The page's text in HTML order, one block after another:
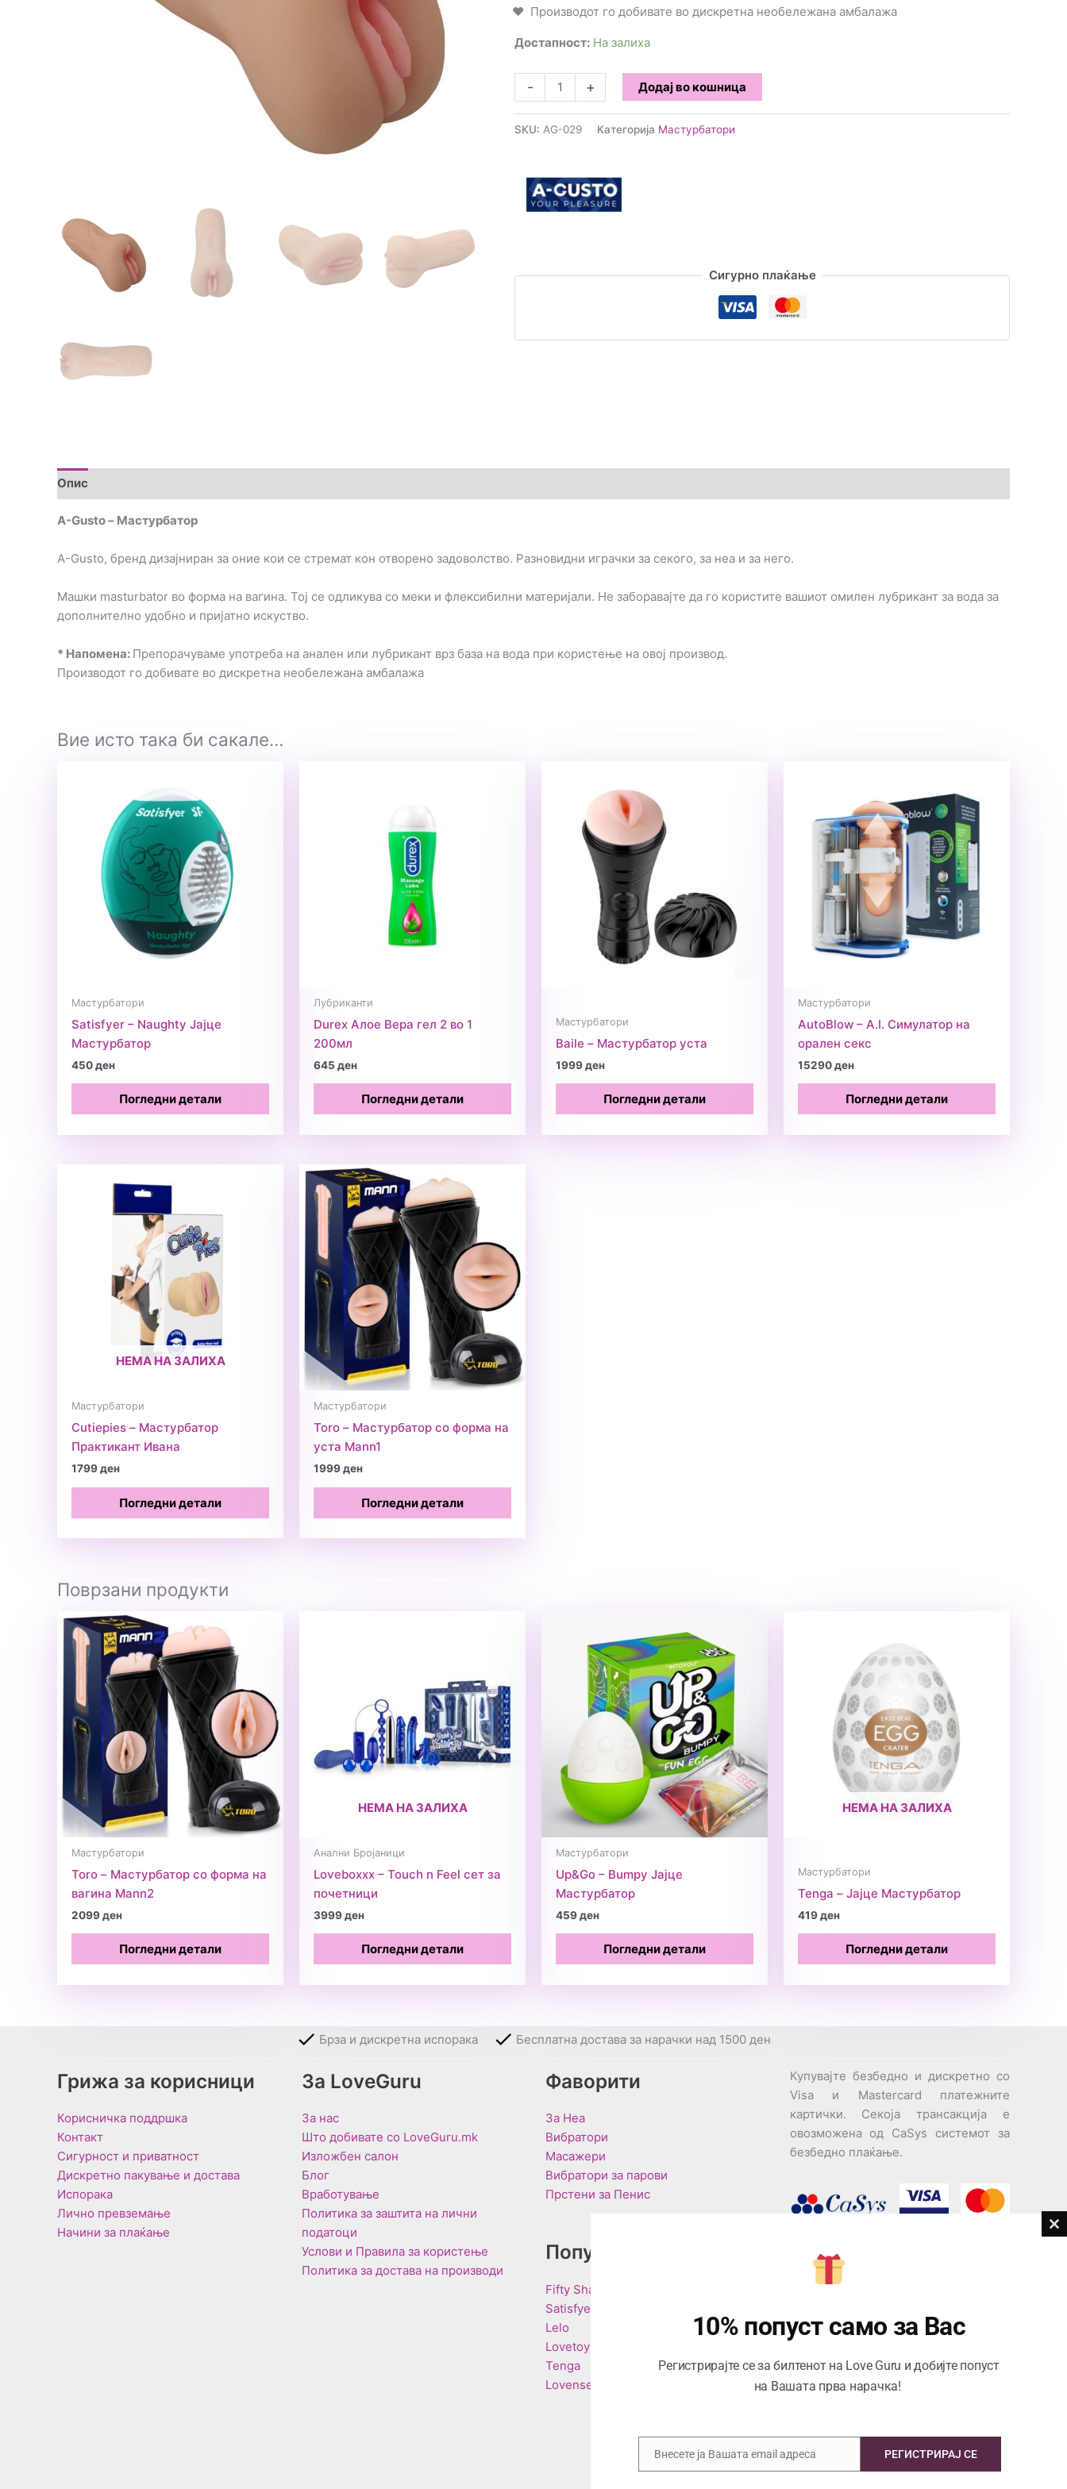
Производот го добивате во дискретна необележана амбалажа
Достапност: На залиха
-
Gusto
-
Мастурбатор
+ Додај во кошница
SKU: AG-029 Категорија Мастурбатори
Сигурно плаќање
Опис
A-Gusto – Мастурбатор
A-Gusto, бренд дизајниран за оние кои се стремат кон отворено задоволство. Разновидни играчки за секого, за неа и за него.
Машки masturbator во форма на вагина. Тој се одликува со меки и флексибилни материјали. Не заборавајте да го користите вашиот омилен лубрикант за вода за
дополнително удобно и пријатно искуство.
* Напомена: Препорачуваме употреба на анален или лубрикант врз база на вода при користење на овој производ.
Производот го добивате во дискретна необележана амбалажа
Вие исто така би сакале…
Мастурбатори
Satisfyer – Naughty Јајце
Мастурбатор
450ден
Погледни детали
Лубриканти
Durex Алое Вера гел 2 во 1
200мл
645 ден
Погледни детали
Мастурбатори
Baile – Мастурбатор уста
1999ден
Погледни детали
Мастурбатори
AutoBlow – A.I. Симулатор на
орален секс
15290ден
Погледни детали
НЕМА НА ЗАЛИХА
Мастурбатори
Cutiepies – Мастурбатор
Практикант Ивана
1799ден
Погледни детали
Мастурбатори
Toro – Мастурбатор со форма на
уста Mann1
1999ден
Погледни детали
Поврзани продукти
Мастурбатори
Toro – Мастурбатор со форма на
вагина Mann2
2099ден
Погледни детали
НЕМА НА ЗАЛИХА
Анални Бројаници
Loveboxxx – Touch n Feel сет за
почетници
3999ден
Погледни детали
Мастурбатори
Up&Go – Bumpy Јајце
Мастурбатор
459ден
Погледни детали
НЕМА НА ЗАЛИХА
Мастурбатори
Tenga – Јајце Мастурбатор
419ден
Погледни детали
Брза и дискретна испорака Бесплатна достава за нарачки над 1500 ден
Грижа за корисници
Корисничка поддршка
Контакт
Сигурност и приватност
Дискретно пакување и достава
Испорака
Лично превземање
Начини за плаќање
За LoveGuru
За нас
Што добивате со LoveGuru.mk
Изложбен салон
Блог
Вработување
Политика за заштита на лични
податоци
Услови и Правила за користење
Политика за достава на производи
Фаворити
За Неа
Вибратори
Масажери
Вибратори за парови
Прстени за Пенис
Популарни Брендови
Fifty Shades of Grey
Satisfyer
Lelo
Lovetoy
Tenga
Lovense
Купувајте безбедно и дискретно со
Visa и Mastercard платежните
картички. Секоја трансакција е
овозможена од CaSys системот за
безбедно плаќање.
Центар за корисници
076945497; 076945498
Email:
contact@loveguru.mk
Саб – Нед: 10-18
10% попуст само за Вас
Регистрирајте се за билтенот на Love Guru и добијте попуст
на Вашата прва нарачка!
Email
Внесете ја Вашата email адреса РЕГИСТРИРАЈ СЕ